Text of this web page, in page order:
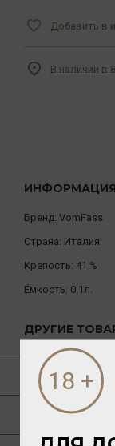
ИНФОРМАЦИЯ
Бренд: VomFass
Страна: Италия
Крепость: 41 %
Ёмкость: 0.1л.
ДРУГИЕ
Добавить в
В наличии в
О ТОВАРЕ
О